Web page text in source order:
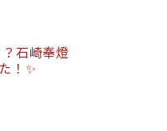
石崎奉燈
！✨